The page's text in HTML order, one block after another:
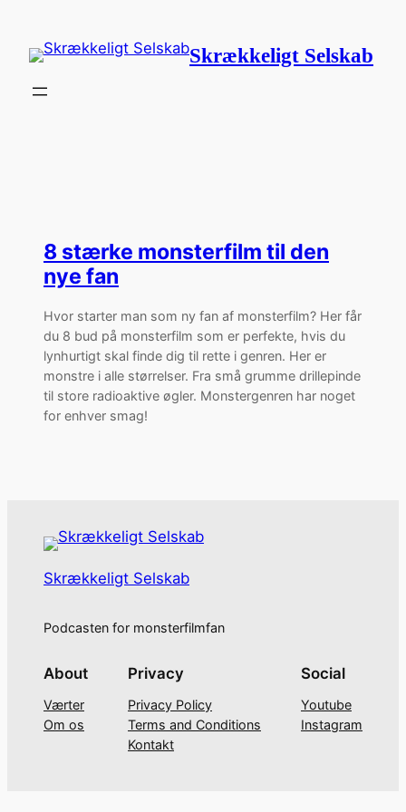
indhold
Skrækkeligt Selskab
8 stærke monsterfilm til den
nye fan
Hvor starter man som ny fan af monsterfilm? Her får
du 8 bud på monsterfilm som er perfekte, hvis du
lynhurtigt skal finde dig til rette i genren. Her er
monstre i alle størrelser. Fra små grumme drillepinde
til store radioaktive øgler. Monstergenren har noget
for enhver smag!
Skrækkeligt Selskab
Podcasten for monsterfilmfan
About
Værter
Om os
Privacy
Privacy Policy
Terms and Conditions
Kontakt
Social
Youtube
Instagram